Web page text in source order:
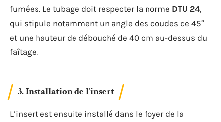
fumées. Le tubage doit respecter la norme DTU 24,
qui stipule notamment un angle des coudes de 45°
et une hauteur de débouché de 40 cm au-dessus du
faîtage.
3. Installation de l’insert
L’insert est ensuite installé dans le foyer de la